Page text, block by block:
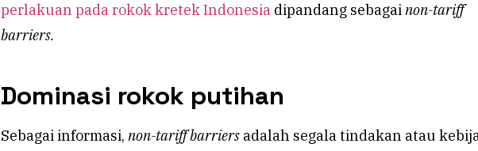
perlakuan pada rokok kretek Indonesia dipandang sebagainon-tariff
barriers.
Dominasi rokok putihan
Sebagai informasi, non-tariff barriers adalah segala tindakan atau